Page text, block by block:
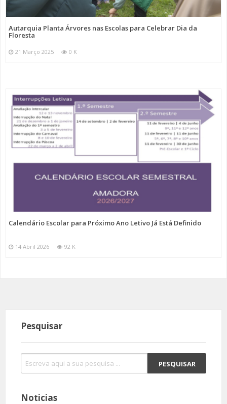
Autarquia Planta Árvores nas Escolas para Celebrar Dia da
Floresta
21 Março 2025 0 K
Calendário Escolar para Próximo Ano Letivo Já Está Definido
14 Abril 2026 92 K
Pesquisar
Noticias